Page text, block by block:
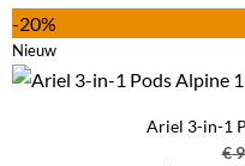
-20%
Nieuw
Ariel 3-in-1
€